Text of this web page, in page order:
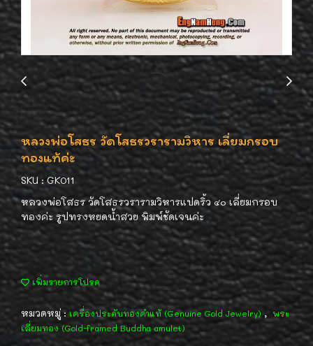
หลวงพ่อโสธร วัดโสธรวรารามวิหาร เลี่ยมกรอบ
ทองแท้ค่ะ
SKU : GK011
หลวงพ่อโสธร วัดโสธรวรารามวิหารแปดริ้ว ๔๐ เลี่ยมกรอบ
ทองค่ะ รูปทรงหยดน้ำสวย พิมพ์ชัดเจนค่ะ
เพิ่มรายการโปรด
หมวดหมู่ :เครื่องประดับทองคำแท้ (Genuine Gold Jewelry) , พระ
เลี่ยมทอง (Gold-framed Buddha amulet)